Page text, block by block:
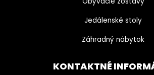
Jedálenské stoly
Záhradný nábytok
KONTAKTNÉ